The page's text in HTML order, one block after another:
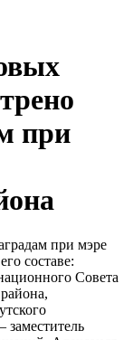
при
при мэре
составе:
Совета